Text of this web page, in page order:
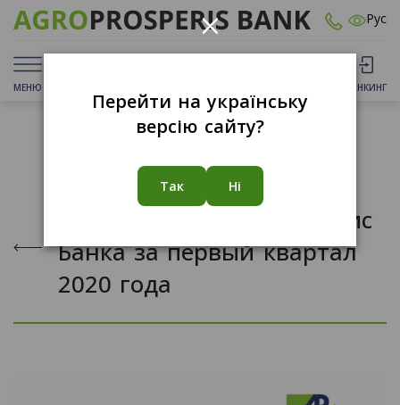
Рус
МЕНЮ БАНКИНГ
Результаты Агропросперис
Банка за первый квартал
2020 года
×
Перейти на українську
версію сайту?
Так Ні